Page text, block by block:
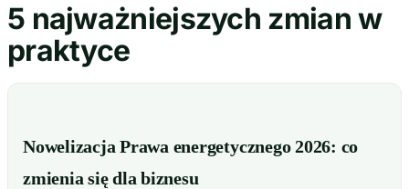
5 najważniejszych zmian w
praktyce
Nowelizacja Prawa energetycznego 2026: co
zmienia się dla biznesu